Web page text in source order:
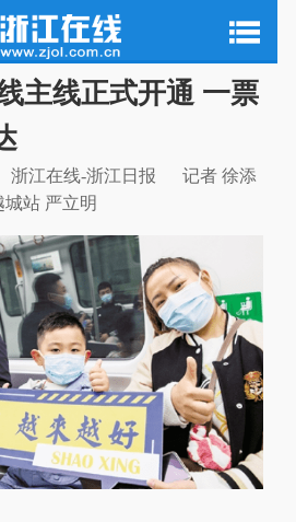
主线正式开通 一票
浙江在线-浙江日报
记者 徐添
站 严立明